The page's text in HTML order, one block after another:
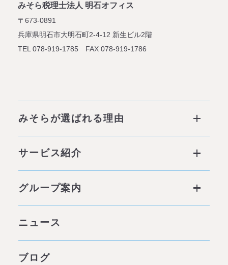
みそら税理士法人 明石オフィス
〒673-0891
兵庫県明石市大明石町2-4-12 新生ビル2階
TEL 078-919-1785 FAX 078-919-1786
みそらが選ばれる理由
他社との違い
サービス紹介
社会背景
みそらの独自性
グループ案内
代表あいさつ
ニュース
ブログ